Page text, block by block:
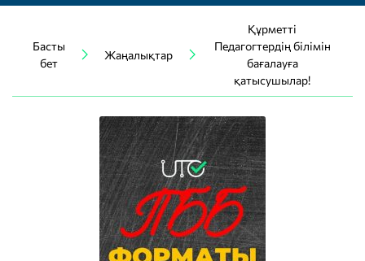
Басты
бет
Жаңалықтар
Құрметті
Педагогтердің білімін
бағалауға
қатысушылар!